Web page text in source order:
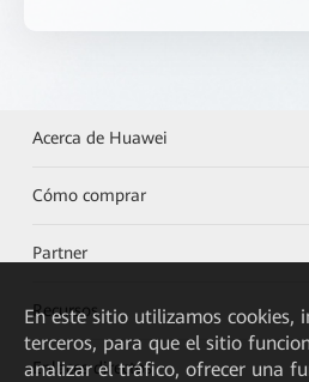
Acerca de Huawei
Cómo comprar
Partner
Recursos
Enlaces directos
En este sitio utilizamos cookies,
terceros, para que el sitio
analizar el tráfico, ofrecer una